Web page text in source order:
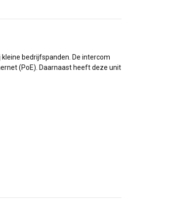
bedrijfspanden. De intercom
(PoE). Daarnaast heeft deze unit